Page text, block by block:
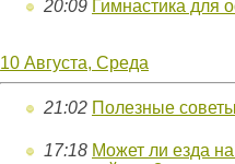
20:09 Гимнастика для
10 Августа, Среда
21:02 Полезные
17:18 Может ли езда